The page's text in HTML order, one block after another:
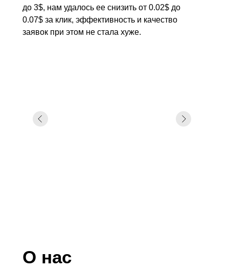
до 3$, нам удалось ее снизить от 0.02$ до
0.07$ за клик, эффективность и качество
заявок при этом не стала хуже.
О нас